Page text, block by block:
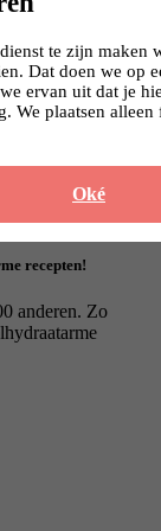
te zijn maken
Dat doen we op
ervan uit dat je
We plaatsen
Oké
recepten!
anderen. Zo